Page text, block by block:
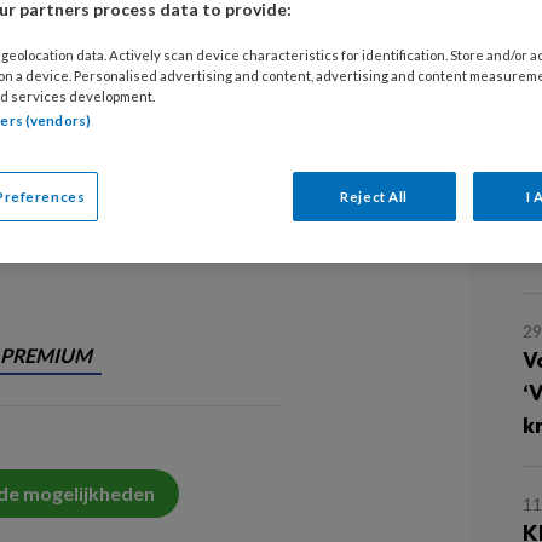
in de zorg voor
PREMIUM
mogelijkheden
3
6
partners process data to provide:
data. Actively scan device characteristics for identification. Store and/or
a device. Personalised advertising and content, advertising and content
services development.
(vendors)
Reject All I